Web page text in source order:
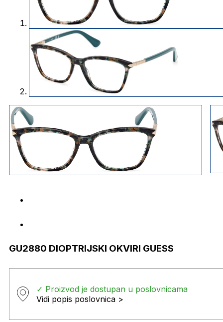
GU2880 DIOPTRIJSKI OKVIRI GUESS
✓ Proizvod je dostupan u poslovnicama
Vidi popis poslovnica >